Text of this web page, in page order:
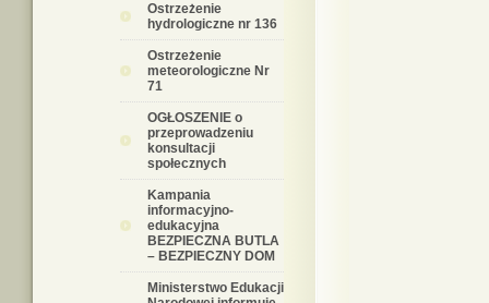
Ostrzeżenie
hydrologiczne nr 136
Ostrzeżenie
meteorologiczne Nr
71
OGŁOSZENIE o
przeprowadzeniu
konsultacji
społecznych
Kampania
informacyjno-
edukacyjna
BEZPIECZNA BUTLA
– BEZPIECZNY DOM
Ministerstwo Edukacji